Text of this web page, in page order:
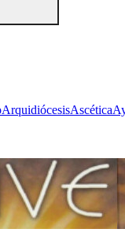
ArquidiócesisAscética